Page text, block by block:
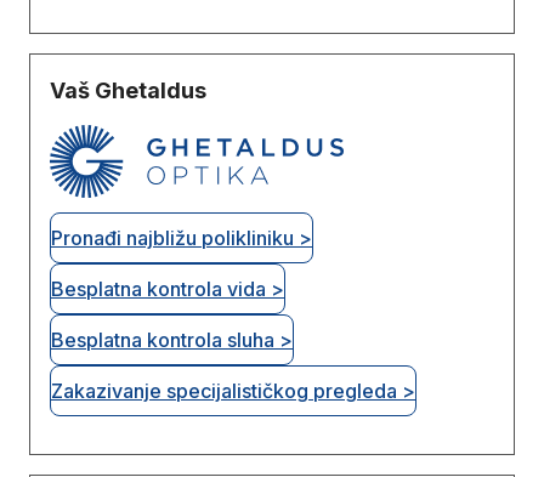
Vaš Ghetaldus
Pronađi najbližu polikliniku >
Besplatna kontrola vida >
Besplatna kontrola sluha >
Zakazivanje specijalističkog pregleda >